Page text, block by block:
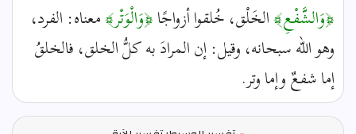
﴿وَالشَّفْعِ﴾الخَلْق، خُلقوا أزواجًا﴿وَالْوَتْر﴾معناه: الفرد،
وهو الله سبحانه، وقيل: إن المرادَ به كلُّ الخلق، فالخلقُ
إما شفعٌ وإما وتر.